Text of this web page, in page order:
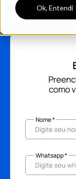
Ok, Entendi
como
Nome *
Whatsapp *